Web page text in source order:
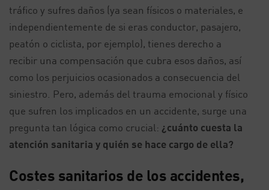
tráfico y sufres daños (ya sean físicos o materiales, e
independientemente de si eras conductor, pasajero,
peatón o ciclista, por ejemplo), tienes derecho a
recibir una compensación que cubra esos daños, así
como los perjuicios ocasionados a consecuencia del
siniestro. Pero, además del trauma emocional y físico
que sufren los implicados en un accidente, surge una
pregunta tan lógica como crucial: ¿cuánto cuesta la
atención sanitaria y quién se hace cargo de ella?
Costes sanitarios de los accidentes,